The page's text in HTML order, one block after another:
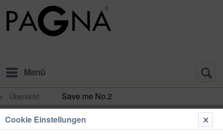
Menü
Übersicht Save me No.2
Cookie Einstellungen